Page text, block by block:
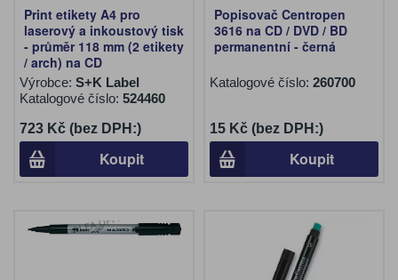
Print etikety A4 pro
laserový a inkoustový tisk
- průměr 118 mm (2 etikety
/ arch) na CD
Výrobce: S+K Label
Katalogové číslo: 524460
723 Kč (bez DPH:)
Koupit
Popisovač Centropen
3616 na CD / DVD / BD
permanentní - černá
Katalogové číslo: 260700
15 Kč (bez DPH:)
Koupit